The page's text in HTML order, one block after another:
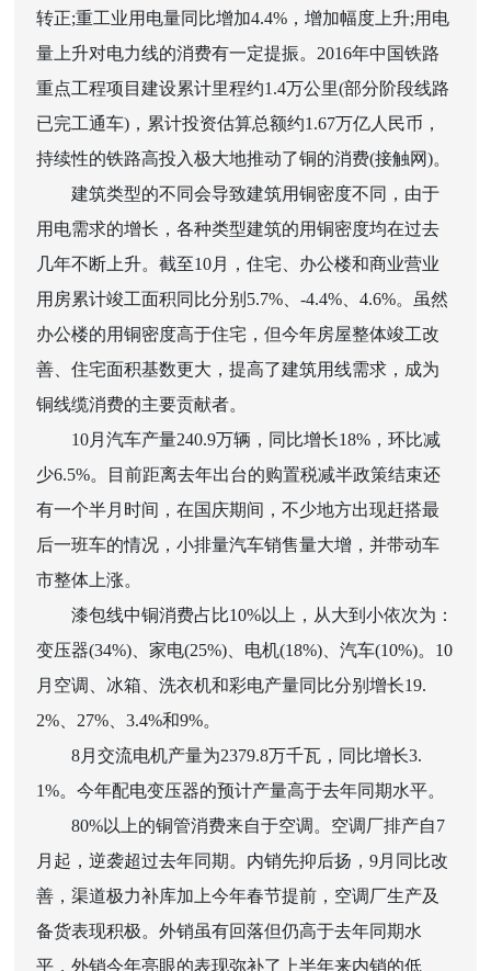
转正;重工业用电量同比增加4.4%，增加幅度上升;用电
量上升对电力线的消费有一定提振。2016年中国铁路
重点工程项目建设累计里程约1.4万公里(部分阶段线路
已完工通车)，累计投资估算总额约1.67万亿人民币，
持续性的铁路高投入极大地推动了铜的消费(接触网)。
建筑类型的不同会导致建筑用铜密度不同，由于
用电需求的增长，各种类型建筑的用铜密度均在过去
几年不断上升。截至10月，住宅、办公楼和商业营业
用房累计竣工面积同比分别5.7%、-4.4%、4.6%。虽然
办公楼的用铜密度高于住宅，但今年房屋整体竣工改
善、住宅面积基数更大，提高了建筑用线需求，成为
铜线缆消费的主要贡献者。
10月汽车产量240.9万辆，同比增长18%，环比减
少6.5%。目前距离去年出台的购置税减半政策结束还
有一个半月时间，在国庆期间，不少地方出现赶搭最
后一班车的情况，小排量汽车销售量大增，并带动车
市整体上涨。
漆包线中铜消费占比10%以上，从大到小依次为：
变压器(34%)、家电(25%)、电机(18%)、汽车(10%)。10
月空调、冰箱、洗衣机和彩电产量同比分别增长19.
2%、27%、3.4%和9%。
8月交流电机产量为2379.8万千瓦，同比增长3.
1%。今年配电变压器的预计产量高于去年同期水平。
80%以上的铜管消费来自于空调。空调厂排产自7
月起，逆袭超过去年同期。内销先抑后扬，9月同比改
善，渠道极力补库加上今年春节提前，空调厂生产及
备货表现积极。外销虽有回落但仍高于去年同期水
平，外销今年亮眼的表现弥补了上半年来内销的低